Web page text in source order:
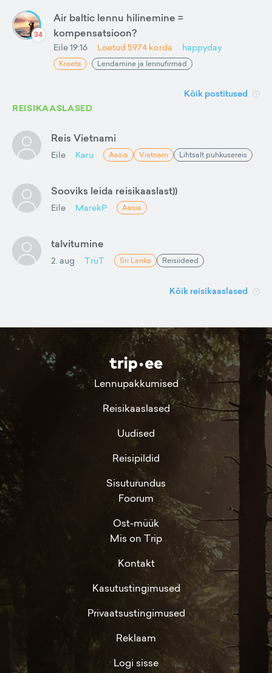
34
Air baltic lennu hilinemine =
kompensatsioon?
Eile 19:16 Loetud 5974 korda happyday
Kreeta Lendamine ja lennufirmad
Kõik postitused
REISIKAASLASED
Reis Vietnami
Eile Karu Aasia Vietnam Lihtsalt puhkusereis
Sooviks leida reisikaaslast))
Eile MarekP Aasia
talvitumine
2. aug TruT Sri Lanka Reisiideed
Kõik reisikaaslased
Lennupakkumised
Reisikaaslased
Uudised
Reisipildid
Sisuturundus
Foorum
Ost-müük
Mis on Trip
Kontakt
Kasutustingimused
Privaatsustingimused
Reklaam
Logi sisse